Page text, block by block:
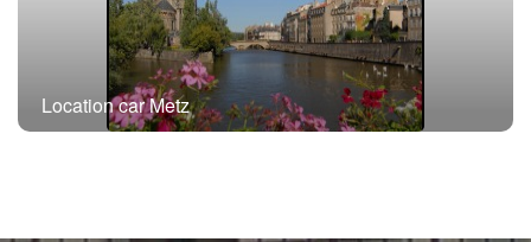
Location car Metz